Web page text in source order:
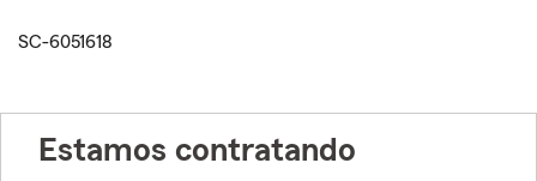
SC-6051618
Estamos contratando